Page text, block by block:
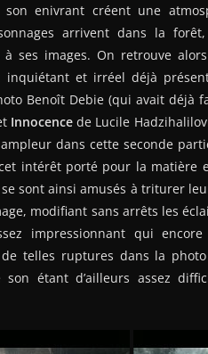
enivrant créent une
arrivent dans la
à ses images. On retrouve
inquiétant et irréel déjà
Benoît Debie (qui avait déjà
Innocence de Lucile
dans cette seconde
intérêt porté pour la matière
sont ainsi amusés à triturer
modifiant sans arrêts les
impressionnant qui
telles ruptures dans la
étant d’ailleurs assez